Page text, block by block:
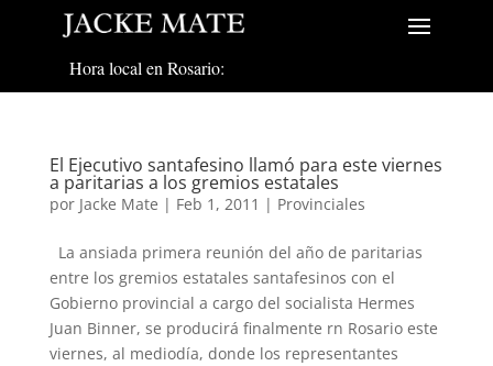
Hora local en Rosario:
El Ejecutivo santafesino llamó para este viernes
a paritarias a los gremios estatales
por Jacke Mate | Feb 1, 2011 | Provinciales
La ansiada primera reunión del año de paritarias
entre los gremios estatales santafesinos con el
Gobierno provincial a cargo del socialista Hermes
Juan Binner, se producirá finalmente rn Rosario este
viernes, al mediodía, donde los representantes